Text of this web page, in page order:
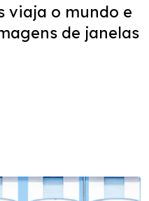
viaja o mundo e
de janelas